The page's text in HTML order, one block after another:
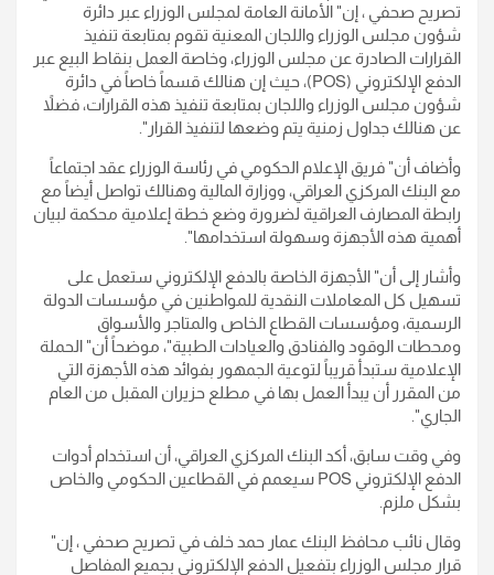
تصريح صحفي ، إن" الأمانة العامة لمجلس الوزراء عبر دائرة
شؤون مجلس الوزراء واللجان المعنية تقوم بمتابعة تنفيذ
القرارات الصادرة عن مجلس الوزراء، وخاصة العمل بنقاط البيع عبر
الدفع الإلكتروني (POS)، حيث إن هنالك قسماً خاصاً في دائرة
شؤون مجلس الوزراء واللجان بمتابعة تنفيذ هذه القرارات، فضلاً
عن هنالك جداول زمنية يتم وضعها لتنفيذ القرار".
وأضاف أن" فريق الإعلام الحكومي في رئاسة الوزراء عقد اجتماعاً
مع البنك المركزي العراقي، ووزارة المالية وهنالك تواصل أيضاً مع
رابطة المصارف العراقية لضرورة وضع خطة إعلامية محكمة لبيان
أهمية هذه الأجهزة وسهولة استخدامها".
وأشار إلى أن" الأجهزة الخاصة بالدفع الإلكتروني ستعمل على
تسهيل كل المعاملات النقدية للمواطنين في مؤسسات الدولة
الرسمية، ومؤسسات القطاع الخاص والمتاجر والأسواق
ومحطات الوقود والفنادق والعيادات الطبية"، موضحاً أن" الحملة
الإعلامية ستبدأ قريباً لتوعية الجمهور بفوائد هذه الأجهزة التي
من المقرر أن يبدأ العمل بها في مطلع حزيران المقبل من العام
الجاري".
وفي وقت سابق، أكد البنك المركزي العراقي، أن استخدام أدوات
الدفع الإلكتروني POS سيعمم في القطاعين الحكومي والخاص
بشكل ملزم.
وقال نائب محافظ البنك عمار حمد خلف في تصريح صحفي ، إن"
قرار مجلس الوزراء بتفعيل الدفع الإلكتروني بجميع المفاصل